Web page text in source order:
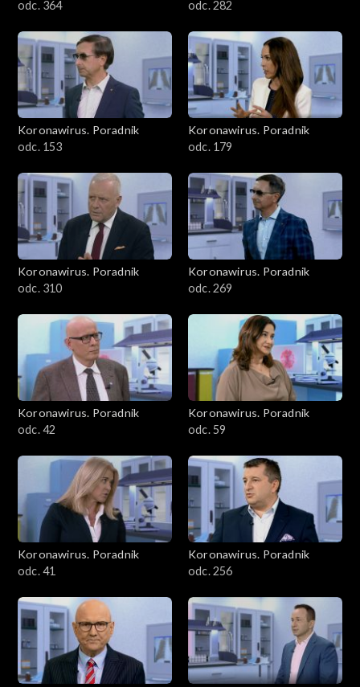
odc. 364 odc. 282
Koronawirus. Poradnik
odc. 153
Koronawirus. Poradnik
odc. 179
Koronawirus. Poradnik
odc. 310
Koronawirus. Poradnik
odc. 269
Koronawirus. Poradnik
odc. 42
Koronawirus. Poradnik
odc. 59
Koronawirus. Poradnik
odc. 41
Koronawirus. Poradnik
odc. 256